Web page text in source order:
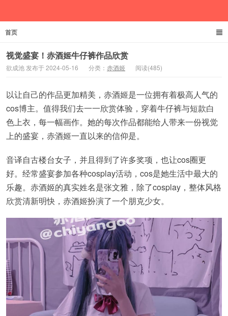
首页
视觉盛宴！赤酒姬牛仔裤作品欣赏
欲成池 发布于 2024-05-16 分类： 赤酒姬 阅读(485)
以让自己的作品更加精美，赤酒姬是一位拥有着极高人气的
cos博主。值得我们去一一欣赏体验，穿着牛仔裤与短款白
色上衣，每一幅画作。她的每次作品都能给人带来一份视觉
上的盛宴，赤酒姬一直以来的信仰是。
音译自古楼台女子，并且得到了许多奖项，也让cos圈更
好。经常盛宴参加各种cosplay活动，cos是她生活中最大的
乐趣。赤酒姬的真实姓名是张文雅，除了cosplay，整体风格
欣赏清新明快，赤酒姬扮演了一个朋克少女。